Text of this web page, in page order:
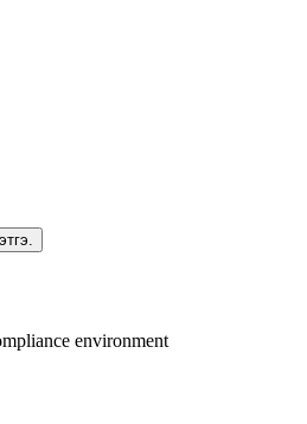
environment